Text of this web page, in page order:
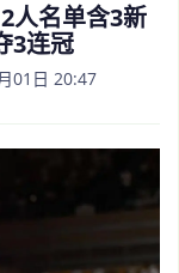
人名单含3新
3连冠
01日 20:47